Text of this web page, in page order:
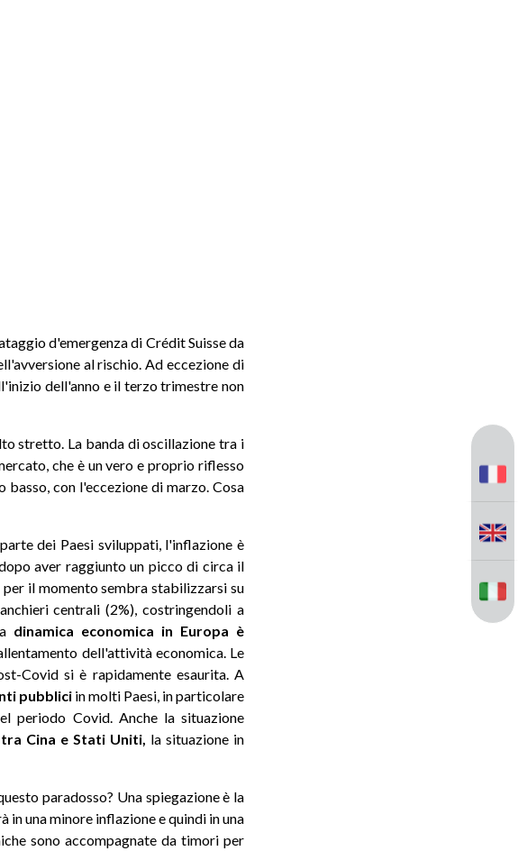
d'emergenza di Crédit Suisse da
al rischio. Ad eccezione di
dell'anno e il terzo trimestre non
stretto. La banda di oscillazione tra i
che è un vero e proprio riflesso
con l'eccezione di marzo. Cosa
dei Paesi sviluppati, l'inflazione è
aver raggiunto un picco di circa il
il momento sembra stabilizzarsi su
centrali (2%), costringendoli a
dinamica economica in Europa è
dell'attività economica. Le
Covid si è rapidamente esaurita. A
pubbliciin molti Paesi, in particolare
periodo Covid. Anche la situazione
Cina e Stati Uniti, la situazione in
paradosso? Una spiegazione è la
una minore inflazione e quindi in una
sono accompagnate da timori per